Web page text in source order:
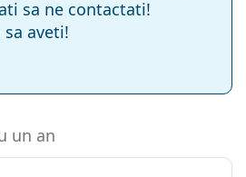
sa ne contactati!
aveti!
un an